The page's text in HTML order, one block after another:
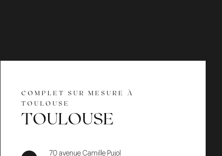
COMPLET SUR MESURE À
TOULOUSE
TOULOUSE
70 avenue Camille Pujol